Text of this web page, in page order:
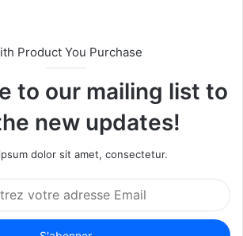
e
Product You Purchase
to our mailing list to
new updates!
dolor sit amet, consectetur.